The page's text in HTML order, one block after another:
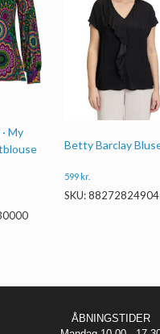
My
Betty Barclay
599 kr.
SKU:
ÅBNINGSTIDER